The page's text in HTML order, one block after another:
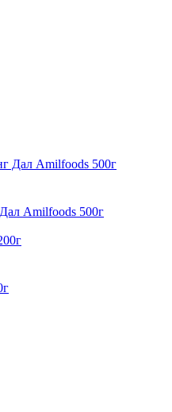
Amilfoods 500г